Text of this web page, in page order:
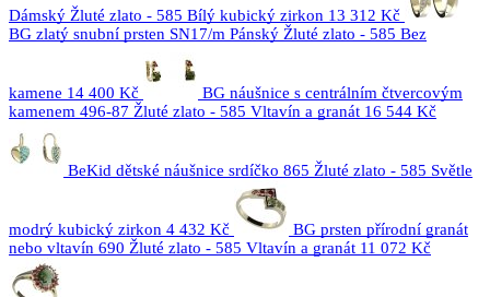
Dámský Žluté zlato - 585 Bílý kubický zirkon 13 312 Kč
BG zlatý snubní prsten SN17/m Pánský Žluté zlato - 585 Bez
kamene 14 400 Kč
BG náušnice s centrálním čtvercovým
kamenem 496-87 Žluté zlato - 585 Vltavín a granát 16 544 Kč
BeKid dětské náušnice srdíčko 865 Žluté zlato - 585 Světle
modrý kubický zirkon 4 432 Kč
BG prsten přírodní granát
nebo vltavín 690 Žluté zlato - 585 Vltavín a granát 11 072 Kč